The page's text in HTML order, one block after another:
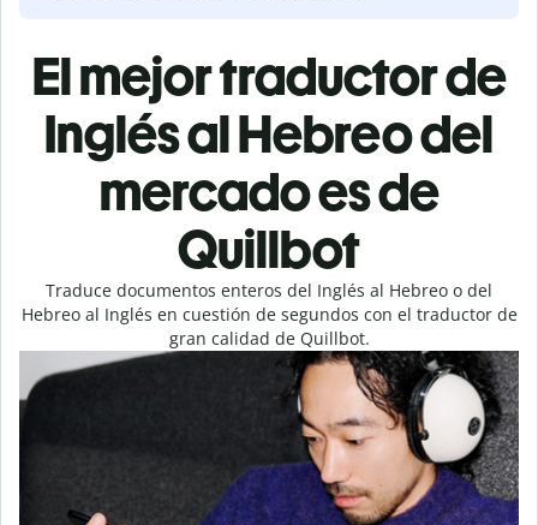
El mejor traductor de
Inglés al Hebreo del
mercado es de
Quillbot
Traduce documentos enteros del Inglés al Hebreo o del
Hebreo al Inglés en cuestión de segundos con el traductor de
gran calidad de Quillbot.